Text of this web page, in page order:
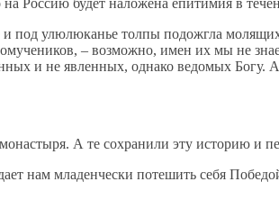
Россию будет наложена епитимия в
под улюлюканье толпы подожгла
– возможно, имен их мы не
и не явленных, однако ведомых Богу.
А те сохранили эту историю и
нам младенчески потешить себя